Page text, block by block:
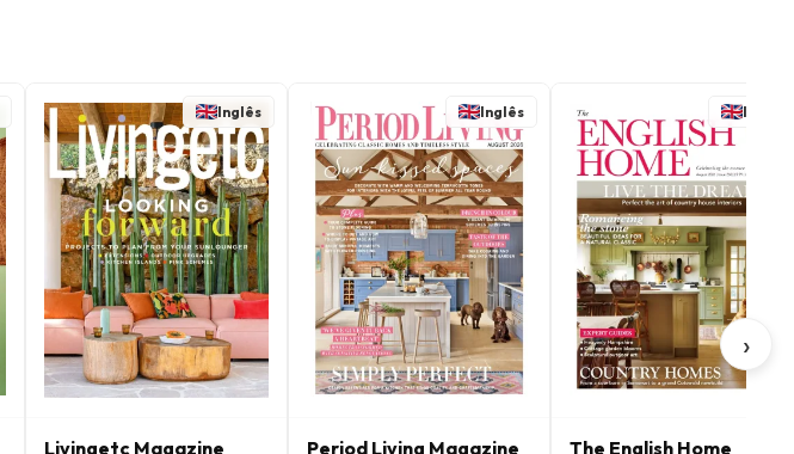
Inglês
Livingetc Magazine
Inglês
Period Living Magazine
Inglês
The English Home
›